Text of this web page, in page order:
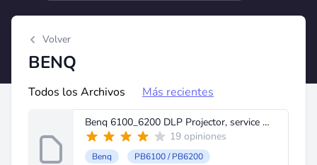
Volver
BENQ
Todos los Archivos Más recientes
Benq 6100_6200 DLP Projector, service manual.pdf
19 opiniones
Benq PB6100 / PB6200